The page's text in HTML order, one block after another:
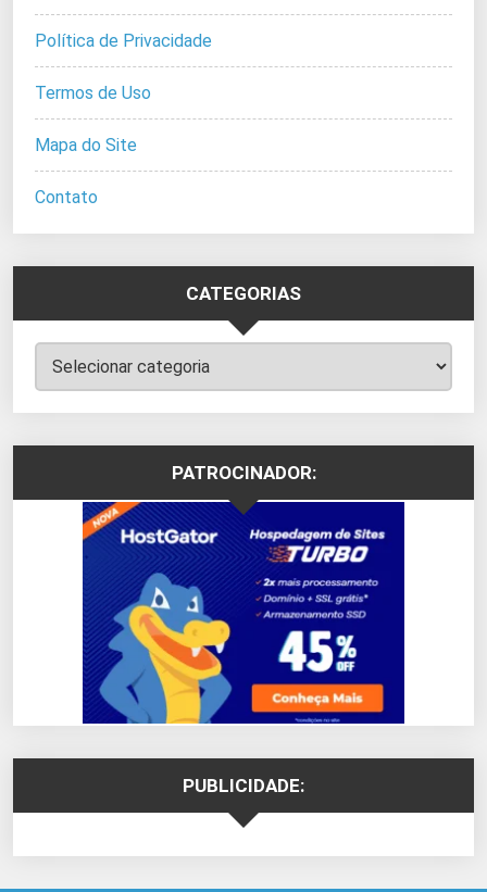
Política de Privacidade
Termos de Uso
Mapa do Site
Contato
CATEGORIAS
Categorias
PATROCINADOR:
PUBLICIDADE: